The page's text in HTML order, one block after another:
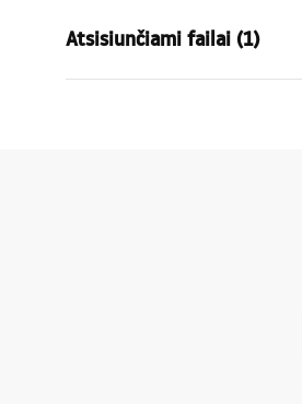
Modelis
Suderinami nuleidimo mygtukai
Atsisiunčiami failai (1)